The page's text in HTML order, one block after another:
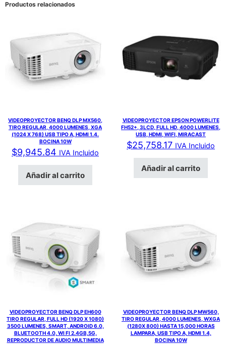
Productos relacionados
VIDEOPROYECTOR BENQ DLP MX560,
TIRO REGULAR, 4000 LUMENES, XGA
(1024 X 768) USB TIPO A, HDMI 1.4.
BOCINA 10W
$9,945.84 IVA Incluido
Añadir al carrito
VIDEOPROYECTOR EPSON POWERLITE
FH52+, 3LCD, FULL HD, 4000 LUMENES,
USB, HDMI, WIFI, MIRACAST
$25,758.17 IVA Incluido
Añadir al carrito
VIDEOPROYECTOR BENQ DLP EH600
TIRO REGULAR, FULL HD (1920 X 1080)
3500 LUMENES, SMART, ANDROID 6.0,
BLUETOOTH 4.0, WI FI 2.4GB,5G,
REPRODUCTOR DE AUDIO MULTIMEDIA
VIDEOPROYECTOR BENQ DLP MW560,
TIRO REGULAR, 4000 LUMENES, WXGA
(1280X 800) HASTA 15,000 HORAS
LAMPARA, USB TIPO A, HDMI 1.4,
BOCINA 10W